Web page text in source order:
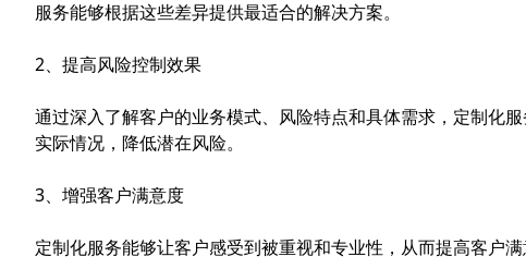
服务能够根据这些差异提供最适合的解决方案。
2、提高风险控制效果
通过深入了解客户的业务模式、风险特点和具体需求，定制化
实际情况，降低潜在风险。
3、增强客户满意度
定制化服务能够让客户感受到被重视和专业性，从而提高客户